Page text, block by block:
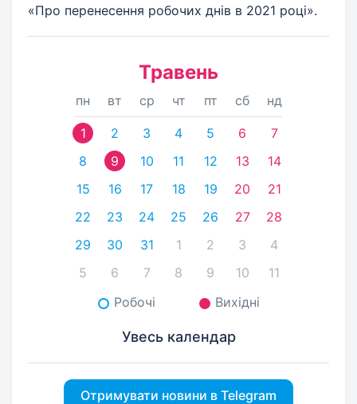
«Про перенесення робочих днів в 2021 році».
Травень
пн вт ср чт пт сб нд
1 2 3 4 5 6
7
8
9 10 11 12 13
14
15
16 17 18 19 20
21
22
23 24 25 26 27
28
29
30 31 1 2 3
4
5
6 7 8 9 10
11
Робочі
Вихідні
Увесь календар
Отримувати новини в Telegram